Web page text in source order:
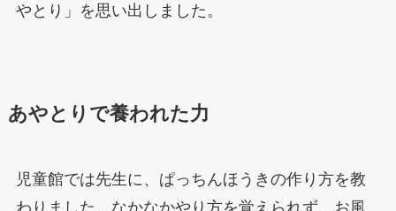
やとり」を思い出しました。
あやとりで養われた力
児童館では先生に、ぱっちんほうきの作り方を教
わりました。なかなかやり方を覚えられず、お風